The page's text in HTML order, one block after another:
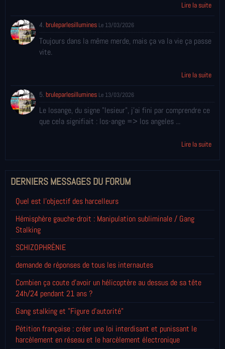
Lire la suite
4. bruleparlesillumines Le 13/03/2026
Toujours dans la même merde, mais ça va la vie ça passe
vite.
Lire la suite
5. bruleparlesillumines Le 13/03/2026
Le losange, du signe "lesieur", j'ai fini par comprendre ce
que cela signifiait : los-ange => los angeles ...
Lire la suite
DERNIERS MESSAGES DU FORUM
Quel est l'objectif des harcelleurs
Hémisphère gauche-droit : Manipulation subliminale / Gang
Stalking
SCHIZOPHRÈNIE
demande de réponses de tous les internautes
Combien ça coute d'avoir un hélicoptère au dessus de sa tête
24h/24 pendant 21 ans ?
Gang stalking et "Figure d'autorité"
Pétition française : créer une loi interdisant et punissant le
harcèlement en réseau et le harcèlement électronique